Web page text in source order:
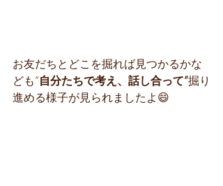
お友だちとどこを掘れば見つかるかな
ども”自分たちで考え、話し合って”掘り
進める様子が見られましたよ😄